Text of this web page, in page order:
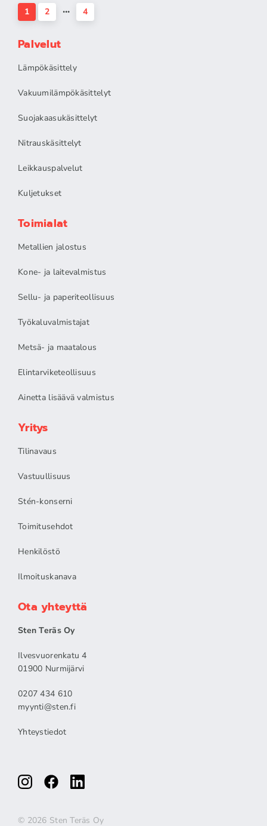
1 2 4
Palvelut
Lämpökäsittely
Vakuumilämpökäsittelyt
Suojakaasukäsittelyt
Nitrauskäsittelyt
Leikkauspalvelut
Kuljetukset
Toimialat
Metallien jalostus
Kone- ja laitevalmistus
Sellu- ja paperiteollisuus
Työkaluvalmistajat
Metsä- ja maatalous
Elintarviketeollisuus
Ainetta lisäävä valmistus
Yritys
Tilinavaus
Vastuullisuus
Stén-konserni
Toimitusehdot
Henkilöstö
Ilmoituskanava
Ota yhteyttä
Sten Teräs Oy
Ilvesvuorenkatu 4
01900 Nurmijärvi
0207 434 610
myynti@sten.fi
Yhteystiedot
© 2026 Sten Teräs Oy